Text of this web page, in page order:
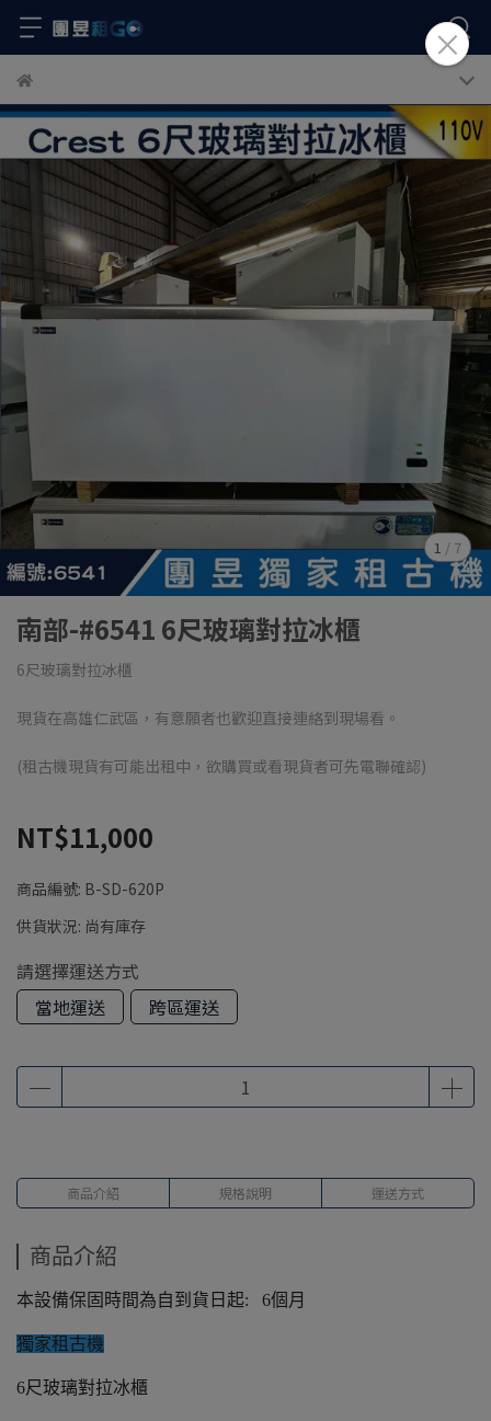
1 / 7
南部-#6541 6尺玻璃對拉冰櫃
6尺玻璃對拉冰櫃
現貨在高雄仁武區，有意願者也歡迎直接連絡到現場看。
(租古機現貨有可能出租中，欲購買或看現貨者可先電聯確認)
NT$11,000
商品編號: B-SD-620P
供貨狀況: 尚有庫存
請選擇運送方式
當地運送
跨區運送
商品介紹 規格說明 運送方式
商品介紹
本設備保固時間為自到貨日起: 6個月
獨家租古機
6尺玻璃對拉冰櫃